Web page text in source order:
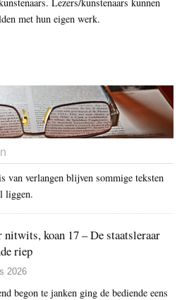
met hun eigen werk.
van verlangen blijven sommige teksten
liggen.
koan 17 – De staatsleraar
riep
2026
begon te janken ging de bediende eens